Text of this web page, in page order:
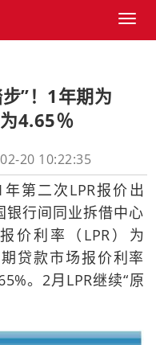
Toggle
”！1年期为
4.65％
20 10:22:35
第二次LPR报价出
银行间同业拆借中心
价利率（LPR）为
贷款市场报价利率
。2月LPR继续“原